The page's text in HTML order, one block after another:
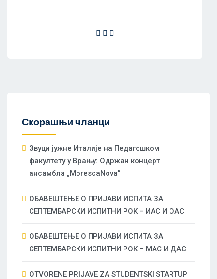
Скорашњи чланци
Звуци јужне Италије на Педагошком
факултету у Врању: Одржан концерт
ансамбла „MorescaNova”
ОБАВЕШТЕЊЕ О ПРИЈАВИ ИСПИТА ЗА
СЕПТЕМБАРСКИ ИСПИТНИ РОК – ИАС И ОАС
ОБАВЕШТЕЊЕ О ПРИЈАВИ ИСПИТА ЗА
СЕПТЕМБАРСКИ ИСПИТНИ РОК – МАС И ДАС
OTVORENE PRIJAVE ZA STUDENTSKI STARTUP